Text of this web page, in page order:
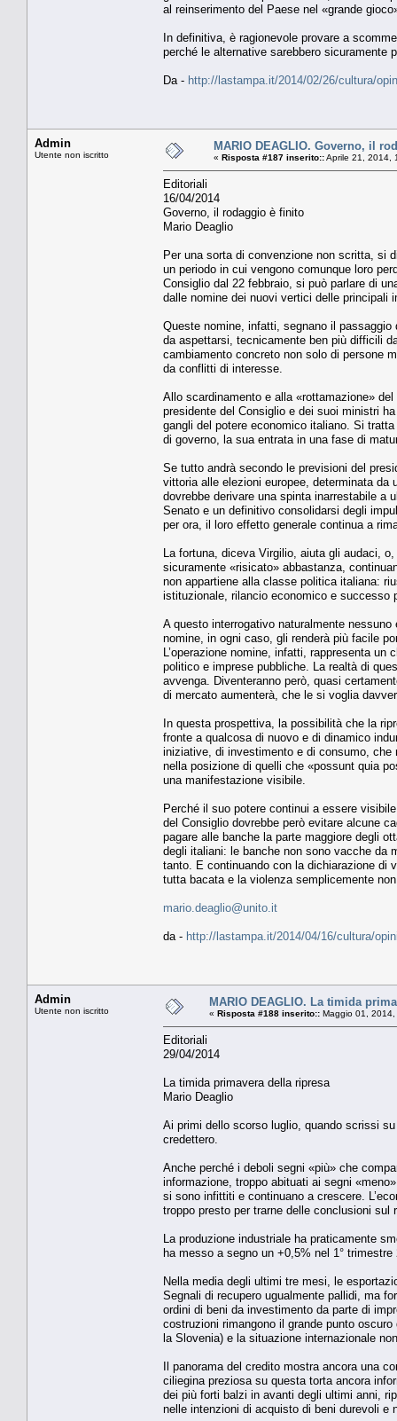
al reinserimento del Paese nel «grande
In definitiva, è ragionevole provare a
perché le alternative sarebbero sicuramente
Da - http://lastampa.it/2014/02/26/cultura/
Admin
Utente non iscritto
MARIO DEAGLIO. Governo, il
« Risposta #187 inserito::Aprile 21, 2014,
Editoriali
16/04/2014
Governo, il rodaggio è finito
Mario Deaglio
Per una sorta di convenzione non scritta, si
un periodo in cui vengono comunque loro
Consiglio dal 22 febbraio, si può parlare di
dalle nomine dei nuovi vertici delle
Queste nomine, infatti, segnano il
da aspettarsi, tecnicamente ben più difficili
cambiamento concreto non solo di persone
da conflitti di interesse.
Allo scardinamento e alla «rottamazione»
presidente del Consiglio e dei suoi ministri
gangli del potere economico italiano. Si
di governo, la sua entrata in una fase di
Se tutto andrà secondo le previsioni del
vittoria alle elezioni europee, determinata
dovrebbe derivare una spinta inarrestabile a
Senato e un definitivo consolidarsi degli
per ora, il loro effetto generale continua a
La fortuna, diceva Virgilio, aiuta gli audaci,
sicuramente «risicato» abbastanza,
non appartiene alla classe politica italiana:
istituzionale, rilancio economico e successo
A questo interrogativo naturalmente
nomine, in ogni caso, gli renderà più facile
L’operazione nomine, infatti, rappresenta
politico e imprese pubbliche. La realtà di
avvenga. Diventeranno però, quasi
di mercato aumenterà, che le si voglia
In questa prospettiva, la possibilità che la
fronte a qualcosa di nuovo e di dinamico
iniziative, di investimento e di consumo,
nella posizione di quelli che «possunt quia
una manifestazione visibile.
Perché il suo potere continui a essere
del Consiglio dovrebbe però evitare alcune
pagare alle banche la parte maggiore degli
degli italiani: le banche non sono vacche da
tanto. E continuando con la dichiarazione di
tutta bacata e la violenza semplicemente
mario.deaglio@unito.it
da - http://lastampa.it/2014/04/16/cultura/
Admin
Utente non iscritto
MARIO DEAGLIO. La timida
« Risposta #188 inserito:: Maggio 01,
Editoriali
29/04/2014
La timida primavera della ripresa
Mario Deaglio
Ai primi dello scorso luglio, quando scrissi
credettero.
Anche perché i deboli segni «più» che
informazione, troppo abituati ai segni
si sono infittiti e continuano a crescere.
troppo presto per trarne delle conclusioni sul
La produzione industriale ha praticamente
ha messo a segno un +0,5% nel 1°
Nella media degli ultimi tre mesi, le
Segnali di recupero ugualmente pallidi, ma
ordini di beni da investimento da parte di
costruzioni rimangono il grande punto
la Slovenia) e la situazione internazionale
Il panorama del credito mostra ancora una
ciliegina preziosa su questa torta ancora
dei più forti balzi in avanti degli ultimi anni,
nelle intenzioni di acquisto di beni durevoli e